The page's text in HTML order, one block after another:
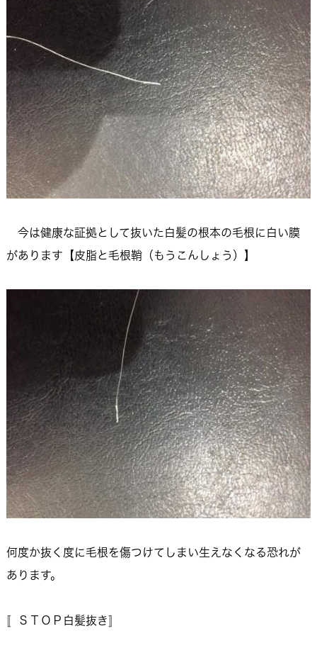
今は健康な証拠として抜いた白髪の根本の毛根に白い膜
があります【皮脂と毛根鞘（もうこんしょう）】
何度か抜く度に毛根を傷つけてしまい生えなくなる恐れが
あります。
〚ＳＴＯＰ白髪抜き〛